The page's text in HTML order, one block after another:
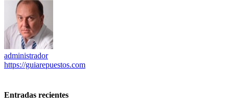
administrador
https://guiarepuestos.com
Entradas recientes